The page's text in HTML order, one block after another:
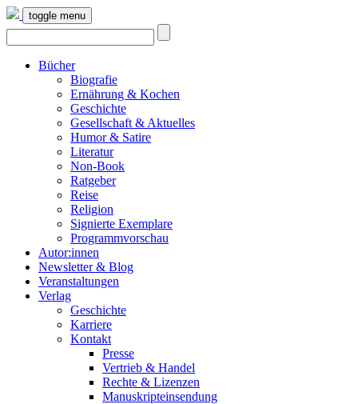
toggle menu
Bücher
Biografie
Ernährung & Kochen
Geschichte
Gesellschaft & Aktuelles
Humor & Satire
Literatur
Non-Book
Ratgeber
Reise
Religion
Signierte Exemplare
Programmvorschau
Autor:innen
Newsletter & Blog
Veranstaltungen
Verlag
Geschichte
Karriere
Kontakt
Presse
Vertrieb & Handel
Rechte & Lizenzen
Manuskripteinsendung